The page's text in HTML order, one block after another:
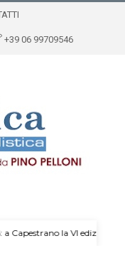
+39 06 99709546